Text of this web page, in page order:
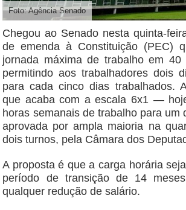
Foto: Agência Senado
Chegou ao Senado nesta quinta-
de emenda à Constituição (PEC)
jornada máxima de trabalho em 40
permitindo aos trabalhadores dois
para cada cinco dias trabalhados.
que acaba com a escala 6x1 —
horas semanais de trabalho para
aprovada por ampla maioria na
dois turnos, pela Câmara dos
A proposta é que a carga horária
período de transição de 14
qualquer redução de salário.